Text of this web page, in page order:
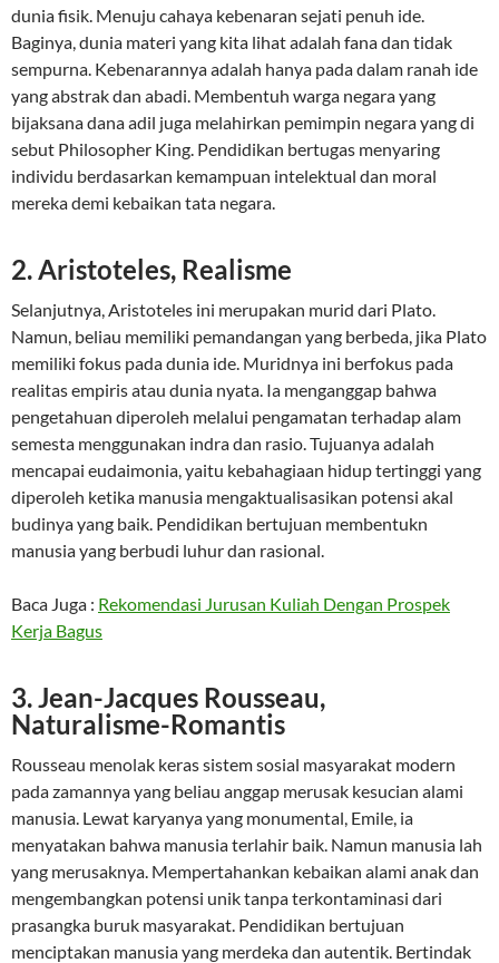
dunia fisik. Menuju cahaya kebenaran sejati penuh ide.
Baginya, dunia materi yang kita lihat adalah fana dan tidak
sempurna. Kebenarannya adalah hanya pada dalam ranah ide
yang abstrak dan abadi. Membentuh warga negara yang
bijaksana dana adil juga melahirkan pemimpin negara yang di
sebut Philosopher King. Pendidikan bertugas menyaring
individu berdasarkan kemampuan intelektual dan moral
mereka demi kebaikan tata negara.
2. Aristoteles, Realisme
Selanjutnya, Aristoteles ini merupakan murid dari Plato.
Namun, beliau memiliki pemandangan yang berbeda, jika Plato
memiliki fokus pada dunia ide. Muridnya ini berfokus pada
realitas empiris atau dunia nyata. Ia menganggap bahwa
pengetahuan diperoleh melalui pengamatan terhadap alam
semesta menggunakan indra dan rasio. Tujuanya adalah
mencapai eudaimonia, yaitu kebahagiaan hidup tertinggi yang
diperoleh ketika manusia mengaktualisasikan potensi akal
budinya yang baik. Pendidikan bertujuan membentukn
manusia yang berbudi luhur dan rasional.
Baca Juga : Rekomendasi Jurusan Kuliah Dengan Prospek
Kerja Bagus
3. Jean-Jacques Rousseau,
Naturalisme-Romantis
Rousseau menolak keras sistem sosial masyarakat modern
pada zamannya yang beliau anggap merusak kesucian alami
manusia. Lewat karyanya yang monumental, Emile, ia
menyatakan bahwa manusia terlahir baik. Namun manusia lah
yang merusaknya. Mempertahankan kebaikan alami anak dan
mengembangkan potensi unik tanpa terkontaminasi dari
prasangka buruk masyarakat. Pendidikan bertujuan
menciptakan manusia yang merdeka dan autentik. Bertindak